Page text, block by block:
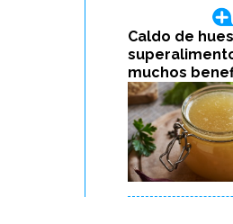
Caldo de
muchos